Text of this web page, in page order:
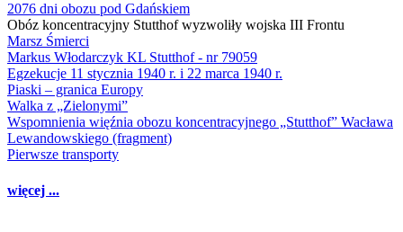
2076 dni obozu pod Gdańskiem
Obóz koncentracyjny Stutthof wyzwoliły wojska III Frontu
Marsz Śmierci
Markus Włodarczyk KL Stutthof - nr 79059
Egzekucje 11 stycznia 1940 r. i 22 marca 1940 r.
Piaski – granica Europy
Walka z „Zielonymi”
Wspomnienia więźnia obozu koncentracyjnego „Stutthof” Wacława
Lewandowskiego (fragment)
Pierwsze transporty
więcej ...